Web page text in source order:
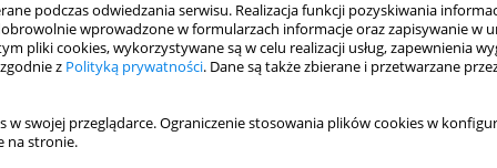
podczas odwiedzania serwisu. Realizacja funkcji pozyskiwania
wprowadzone w formularzach informacje oraz zapisywanie w
pliki cookies, wykorzystywane są w celu realizacji usług, zapewnienia
z Polityką prywatności. Dane są także zbierane i przetwarzane
w swojej przeglądarce. Ograniczenie stosowania plików cookies w
na stronie.
Statystyki